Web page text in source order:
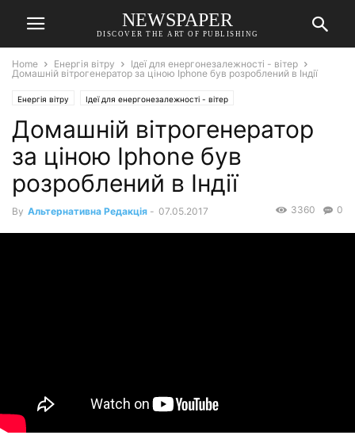
NEWSPAPER
DISCOVER THE ART OF PUBLISHING
Home Енергія вітру
Ідеї для енергонезалежності - вітер
Домашній вітрогенератор за ціною Iphone був розроблений в Індії
Енергія вітру Ідеї для енергонезалежності - вітер
Домашній вітрогенератор
за ціною Iphone був
розроблений в Індії
By Альтернативна Редакція - 07.05.2017 0
3360